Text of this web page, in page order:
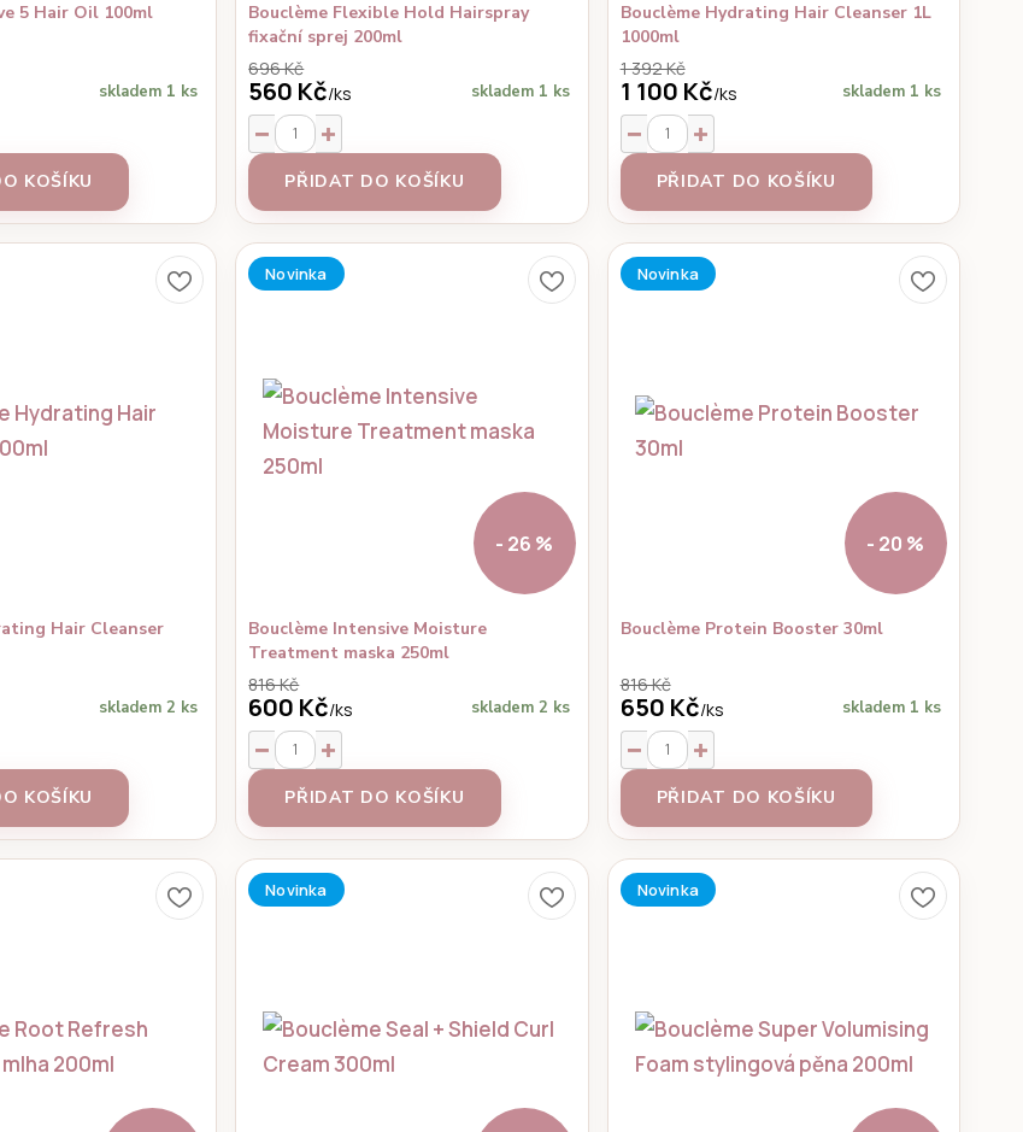
5 Hair Oil 100ml
skladem 1 ks
KOŠÍKU
Bouclème Flexible Hold Hairspray
fixační sprej 200ml
696 Kč
560 Kč/ks skladem 1 ks
PŘIDAT DO KOŠÍKU
Bouclème Hydrating Hair Cleanser 1L
1000ml
1 392 Kč
1 100 Kč/ks skladem 1 ks
PŘIDAT DO KOŠÍKU
Hair Cleanser
skladem 2 ks
KOŠÍKU
Novinka
- 26 %
Bouclème Intensive Moisture
Treatment maska 250ml
816 Kč
600 Kč/ks skladem 2 ks
PŘIDAT DO KOŠÍKU
Novinka
- 20 %
Bouclème Protein Booster 30ml
816 Kč
650 Kč/ks skladem 1 ks
PŘIDAT DO KOŠÍKU
Novinka Novinka